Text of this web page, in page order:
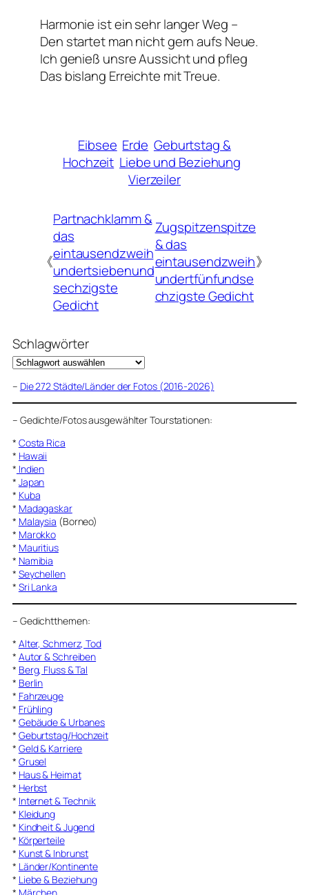
Harmonie ist ein sehr langer Weg –
Den startet man nicht gern aufs Neue.
Ich genieß unsre Aussicht und pfleg
Das bislang Erreichte mit Treue.
Eibsee Erde Geburtstag &
Hochzeit Liebe und Beziehung
Vierzeiler
《
Partnachklamm &
das
eintausendzweih
undertsiebenund
sechzigste
Gedicht
Zugspitzenspitze
& das
eintausendzweih
undertfünfundse
chzigste Gedicht
》
Schlagwörter
– Die 272 Städte/Länder der Fotos (2016-2026)
– Gedichte/Fotos ausgewählter Tourstationen:
* Costa Rica
* Hawaii
* Indien
* Japan
* Kuba
* Madagaskar
* Malaysia (Borneo)
* Marokko
* Mauritius
* Namibia
* Seychellen
* Sri Lanka
– Gedichtthemen:
* Alter, Schmerz, Tod
* Autor & Schreiben
* Berg, Fluss & Tal
* Berlin
* Fahrzeuge
* Frühling
* Gebäude & Urbanes
* Geburtstag/Hochzeit
* Geld & Karriere
* Grusel
* Haus & Heimat
* Herbst
* Internet & Technik
* Kleidung
* Kindheit & Jugend
* Körperteile
* Kunst & Inbrunst
* Länder/Kontinente
* Liebe & Beziehung